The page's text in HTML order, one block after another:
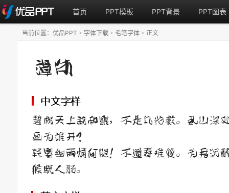
首页 PPT模板 PPT背景 PPT图表
当前位置： 优品PPT > 字体下载 > 毛笔字体 > 正文